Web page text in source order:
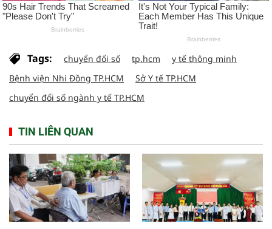
Tags: chuyển đổi số tp.hcm
y tế thông minh
Bệnh viện Nhi Đồng TP.HCM
Sở Y tế TP.HCM
chuyển đổi số ngành y tế TP.HCM
TIN LIÊN QUAN